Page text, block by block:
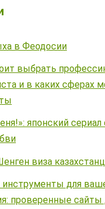
в Феодосии
выбрать
и в каких сферах
японский сериал
виза
для
проверенные сайты